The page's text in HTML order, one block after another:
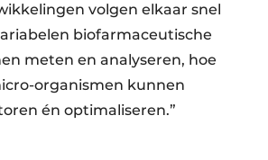
volgen elkaar snel
biofarmaceutische
meten en analyseren, hoe
organismen kunnen
én optimaliseren.”